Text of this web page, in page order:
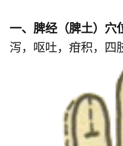
一、脾经（脾土）穴
泻，呕吐，疳积，四